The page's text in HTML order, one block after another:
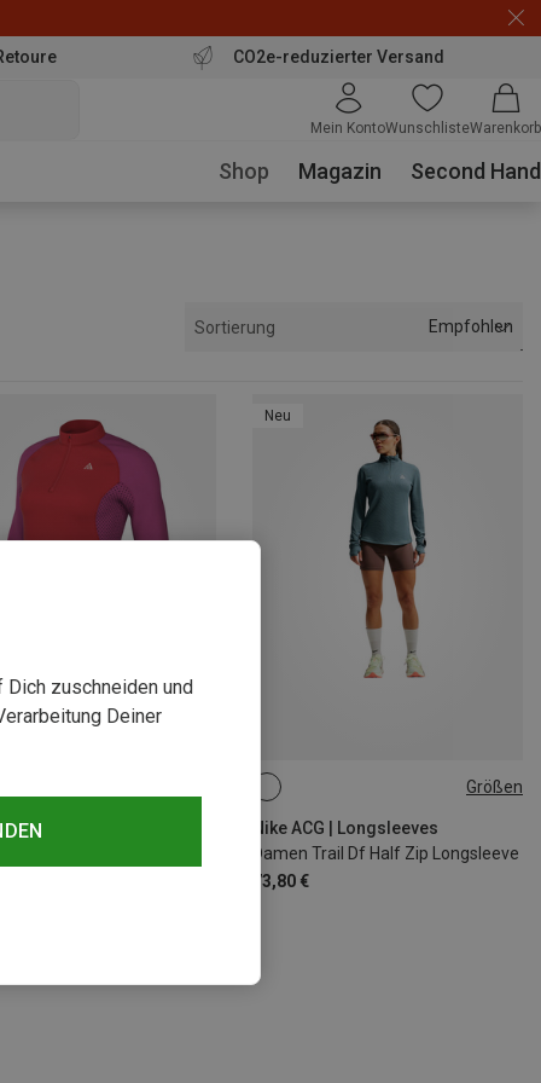
CO2e-reduzierter Versand
Mein KontoWunschlisteWarenkorb
Shop Magazin Second Hand
Sortierung Empfohlen
| Longsleeves
S M L
Neu
Größen
Nike ACG | Longsleeves
Damen Trail Df Half Zip Longsleeve
73,80 €
XS
zuschneiden und
Deiner